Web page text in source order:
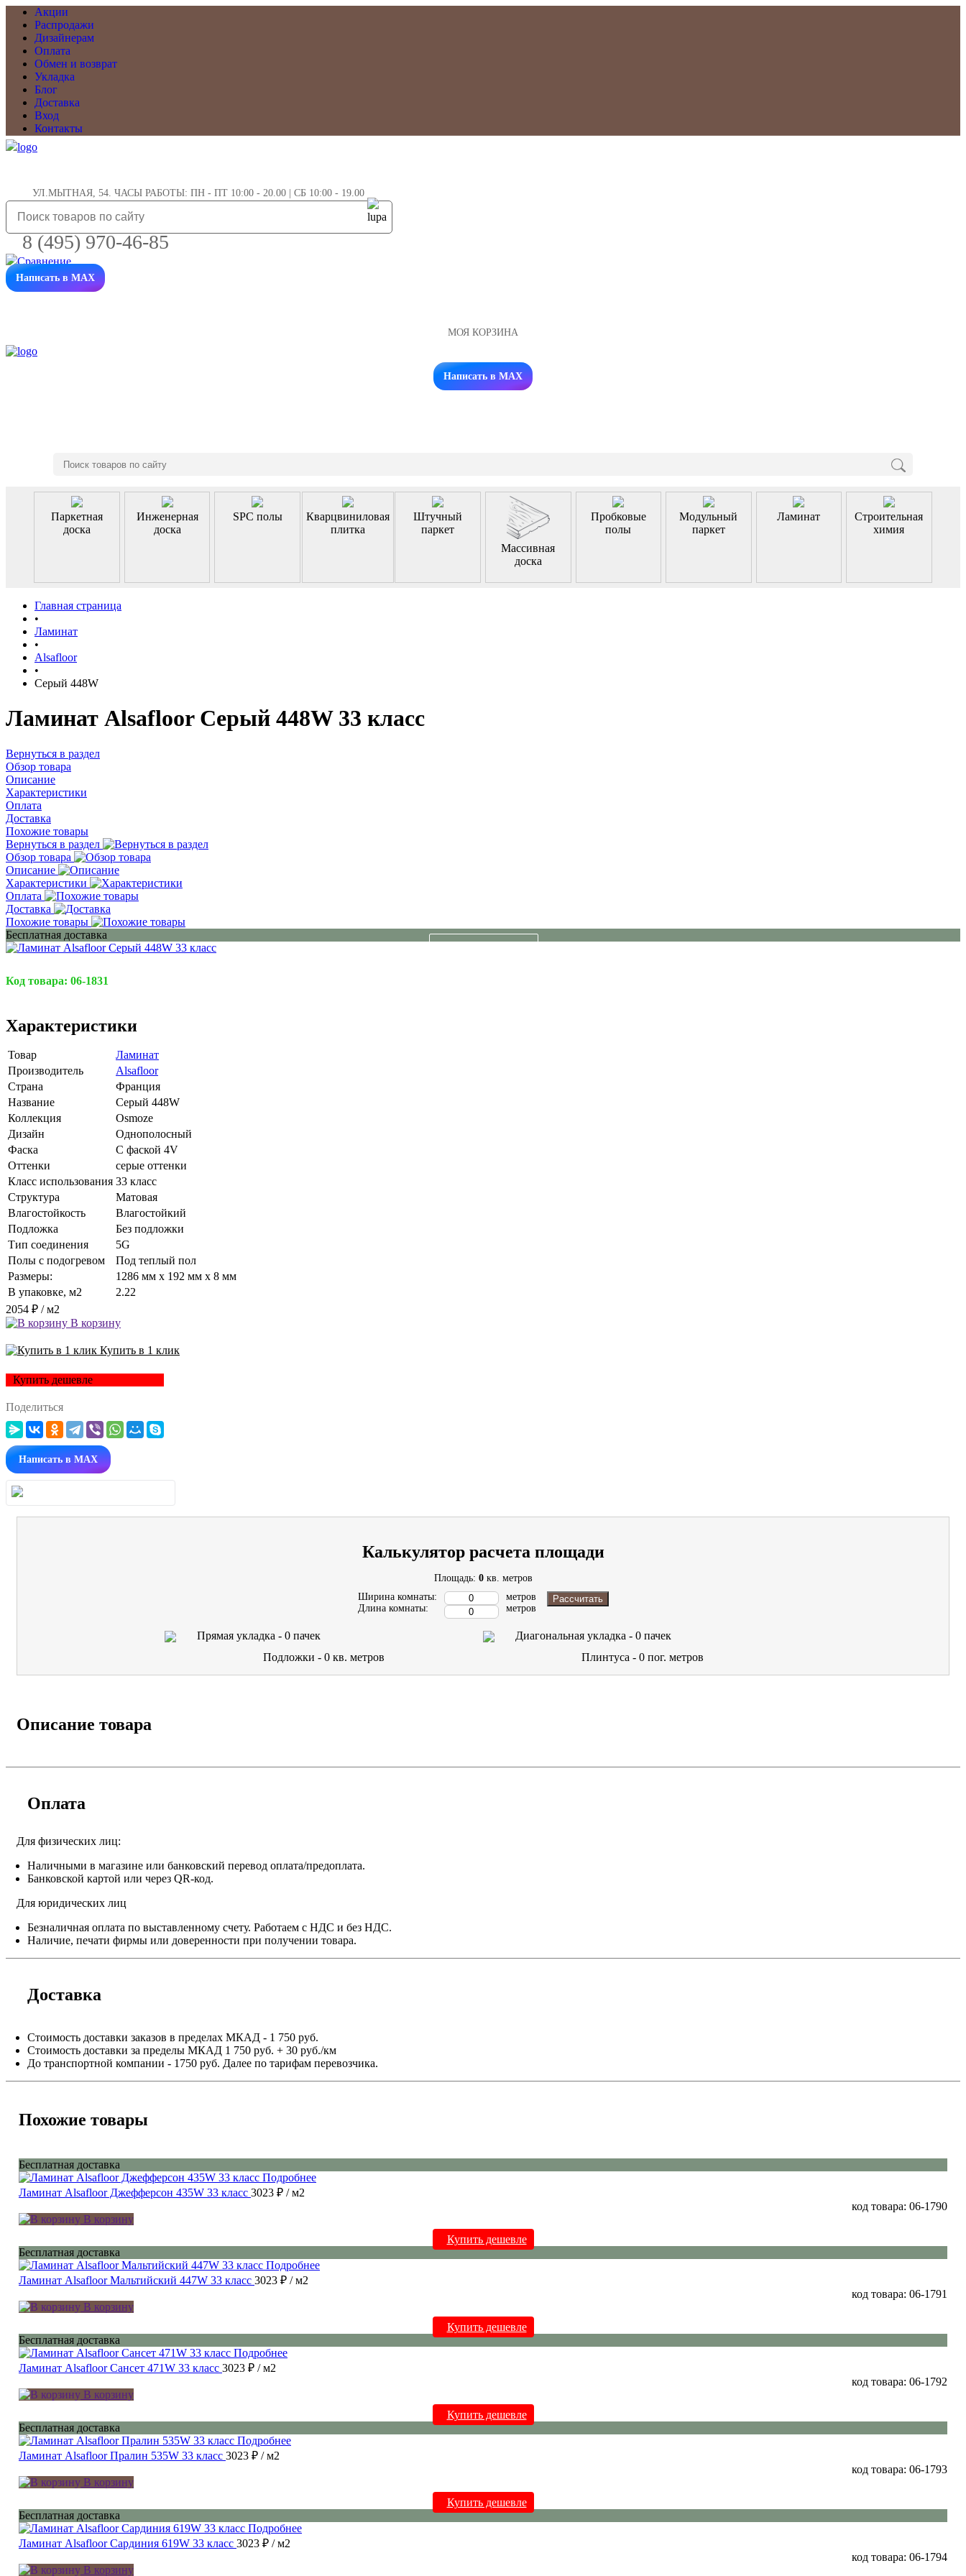
Акции
Распродажи
Дизайнерам
Оплата
Обмен и возврат
Укладка
Блог
Доставка
Вход
Контакты
УЛ.МЫТНАЯ, 54. ЧАСЫ РАБОТЫ: ПН - ПТ 10:00 - 20.00 | СБ 10:00 - 19.00
8 (495) 970-46-85
Написать в MAX
МОЯ КОРЗИНА
Заказать звонок
Написать в MAX
Паркетная
доска
Инженерная
доска
SPC полы
Кварцвиниловая
плитка
Штучный
паркет
Массивная
доска
Пробковые
полы
Модульный
паркет
Ламинат
Строительная
химия
Главная страница
•
Ламинат
•
Alsafloor
•
Серый 448W
Ламинат Alsafloor Серый 448W 33 класс
Вернуться в раздел
Обзор товара
Описание
Характеристики
Оплата
Доставка
Похожие товары
Вернуться в раздел
Обзор товара
Описание
Характеристики
Оплата
Доставка
Похожие товары
Бесплатная доставка
Код товара: 06-1831
Характеристики
Товар
Ламинат
Производитель
Alsafloor
Страна
Франция
Название
Серый 448W
Коллекция
Osmoze
Дизайн
Однополосный
Фаска
С фаской 4V
Оттенки
серые оттенки
Класс использования 33 класс
Структура
Матовая
Влагостойкость
Влагостойкий
Подложка
Без подложки
Тип соединения
5G
Полы с подогревом
Под теплый пол
Размеры:
1286 мм x 192 мм x 8 мм
В упаковке, м2
2.22
2054 ₽ / м2
В корзину
Купить в 1 клик
Купить дешевле
Поделиться
Написать в MAX
Калькулятор расчета площади
Площадь: 0 кв. метров
Ширина комнаты:
Длина комнаты:
метров
метров
Рассчитать
Прямая укладка - 0 пачек Диагональная укладка - 0 пачек
Подложки - 0 кв. метров Плинтуса - 0 пог. метров
Описание товара
Оплата
Для физических лиц:
Наличными в магазине или банковский перевод оплата/предоплата.
Банковской картой или через QR-код.
Для юридических лиц
Безналичная оплата по выставленному счету. Работаем с НДС и без НДС.
Наличие, печати фирмы или доверенности при получении товара.
Доставка
Стоимость доставки заказов в пределах МКАД - 1 750 руб.
Стоимость доставки за пределы МКАД 1 750 руб. + 30 руб./км
До транспортной компании - 1750 руб. Далее по тарифам перевозчика.
Похожие товары
Бесплатная доставка
Подробнее
Ламинат Alsafloor Джефферсон 435W 33 класс 3023 ₽ / м2
код товара: 06-1790
В корзину
Купить дешевле
Бесплатная доставка
Подробнее
Ламинат Alsafloor Мальтийский 447W 33 класс 3023 ₽ / м2
код товара: 06-1791
В корзину
Купить дешевле
Бесплатная доставка
Подробнее
Ламинат Alsafloor Сансет 471W 33 класс 3023 ₽ / м2
код товара: 06-1792
В корзину
Купить дешевле
Бесплатная доставка
Подробнее
Ламинат Alsafloor Пралин 535W 33 класс 3023 ₽ / м2
код товара: 06-1793
В корзину
Купить дешевле
Бесплатная доставка
Подробнее
Ламинат Alsafloor Сардиния 619W 33 класс 3023 ₽ / м2
код товара: 06-1794
В корзину